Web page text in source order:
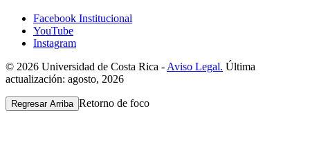
Facebook Institucional
YouTube
Instagram
© 2026 Universidad de Costa Rica - Aviso Legal. Última
actualización: agosto, 2026
Regresar Arriba Retorno de foco